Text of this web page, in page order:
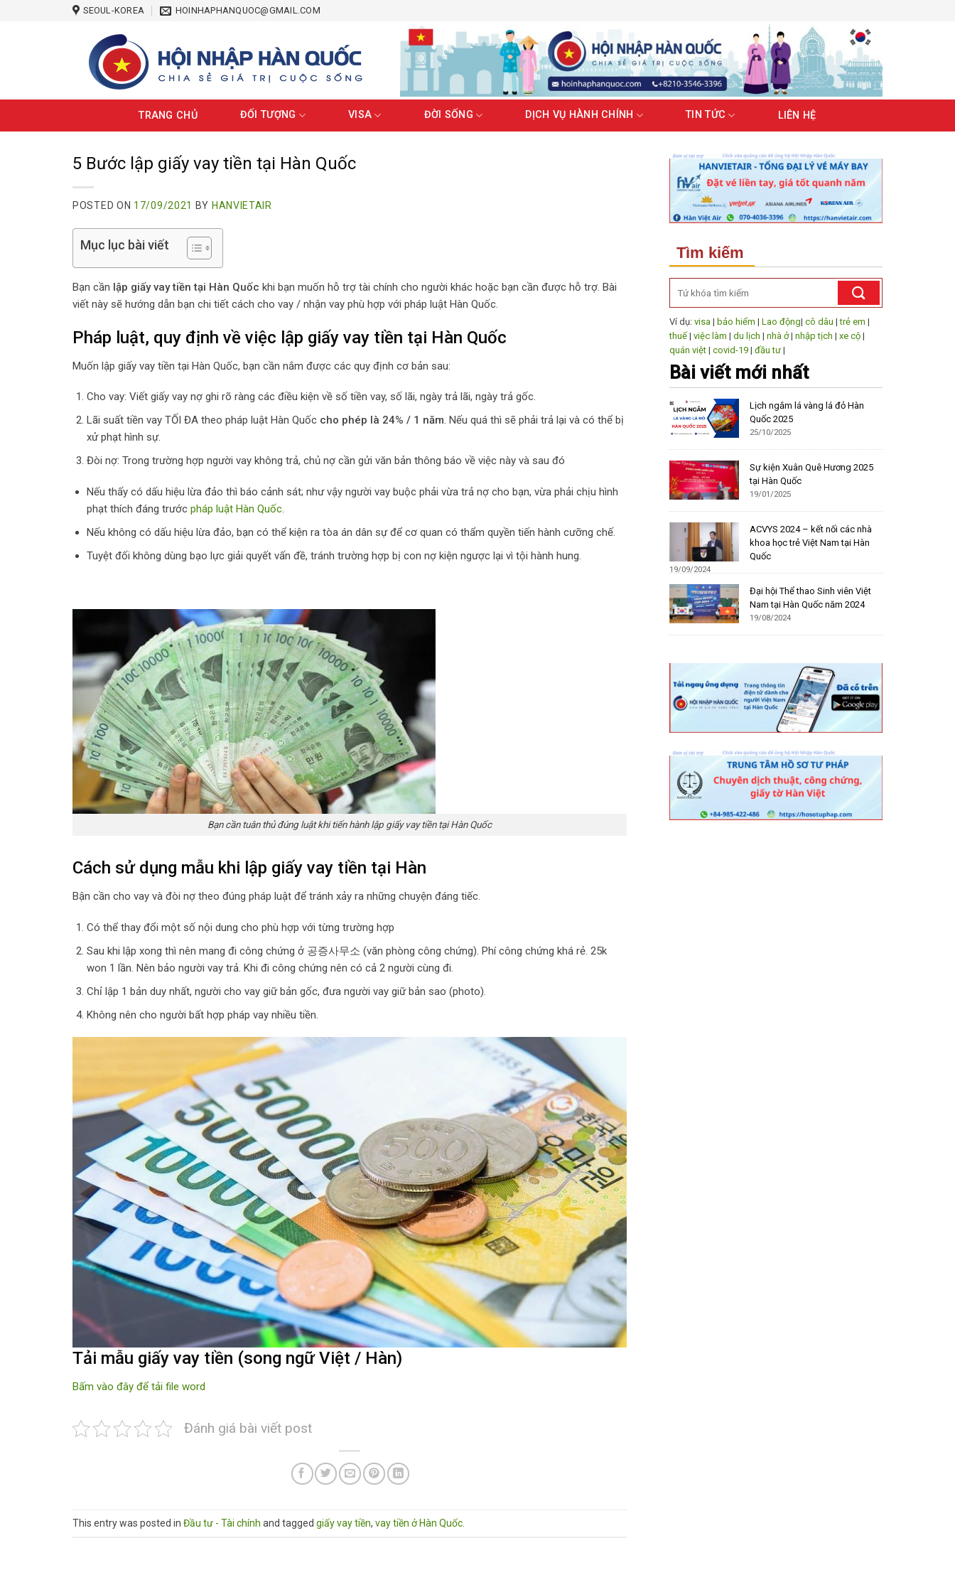
SEOUL-KOREA HOINHAPHANQUOC@GMAIL.COM
TRANG CHỦ ĐỐI TƯỢNG VISA ĐỜI SỐNG DỊCH VỤ HÀNH CHÍNH TIN TỨC LIÊN HỆ
5 Bước lập giấy vay tiền tại Hàn Quốc
POSTED ON 17/09/2021 BY HANVIETAIR
Mục lục bài viết
Bạn cần lập giấy vay tiền tại Hàn Quốc khi bạn muốn hỗ trợ tài chính cho người khác hoặc bạn cần được hỗ trợ. Bài
viết này sẽ hướng dẫn bạn chi tiết cách cho vay / nhận vay phù hợp với pháp luật Hàn Quốc.
Pháp luật, quy định về việc lập giấy vay tiền tại Hàn Quốc
Muốn lập giấy vay tiền tại Hàn Quốc, bạn cần nắm được các quy định cơ bản sau:
Cho vay: Viết giấy vay nợ ghi rõ ràng các điều kiện về số tiền vay, số lãi, ngày trả lãi, ngày trả gốc.
Lãi suất tiền vay TỐI ĐA theo pháp luật Hàn Quốc cho phép là 24% / 1 năm. Nếu quá thì sẽ phải trả lại và có thể bị
xử phạt hình sự.
Đòi nợ: Trong trường hợp người vay không trả, chủ nợ cần gửi văn bản thông báo về việc này và sau đó
Nếu thấy có dấu hiệu lừa đảo thì báo cảnh sát; như vậy người vay buộc phải vừa trả nợ cho bạn, vừa phải chịu hình
phạt thích đáng trước pháp luật Hàn Quốc.
Nếu không có dấu hiệu lừa đảo, bạn có thể kiện ra tòa án dân sự để cơ quan có thẩm quyền tiến hành cưỡng chế.
Tuyệt đối không dùng bạo lực giải quyết vấn đề, tránh trường hợp bị con nợ kiện ngược lại vì tội hành hung.
Bạn cần tuân thủ đúng luật khi tiến hành lập giấy vay tiền tại Hàn Quốc
Cách sử dụng mẫu khi lập giấy vay tiền tại Hàn
Bận cần cho vay và đòi nợ theo đúng pháp luật để tránh xảy ra những chuyện đáng tiếc.
Có thể thay đổi một số nội dung cho phù hợp với từng trường hợp
Sau khi lập xong thì nên mang đi công chứng ở 공증사무소 (văn phòng công chứng). Phí công chứng khá rẻ. 25k
won 1 lần. Nên bảo người vay trả. Khi đi công chứng nên có cả 2 người cùng đi.
Chỉ lập 1 bản duy nhất, người cho vay giữ bản gốc, đưa người vay giữ bản sao (photo).
Không nên cho người bất hợp pháp vay nhiều tiền.
Tải mẫu giấy vay tiền (song ngữ Việt / Hàn)
Bấm vào đây để tải file word
Đánh giá bài viết post
This entry was posted in Đầu tư - Tài chính and tagged giấy vay tiền, vay tiền ở Hàn Quốc
Tìm kiếm
Ví dụ: visa | bảo hiểm | Lao động| cô dâu |trẻ em |
thuế| việc làm | du lịch | nhà ở| nhập tịch | xe cộ |
quán việt | covid-19 | đầu tư |
Bài viết mới nhất
Lịch ngắm lá vàng lá đỏ Hàn
Quốc 2025
25/10/2025
Sự kiện Xuân Quê Hương 2025
tại Hàn Quốc
19/01/2025
ACVYS 2024 – kết nối các nhà
khoa học trẻ Việt Nam tại Hàn
Quốc
19/09/2024
Đại hội Thể thao Sinh viên Việt
Nam tại Hàn Quốc năm 2024
19/08/2024